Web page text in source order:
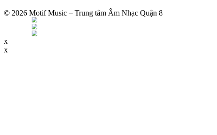
© 2026 Motif Music – Trung tâm Âm Nhạc Quận 8
x
x